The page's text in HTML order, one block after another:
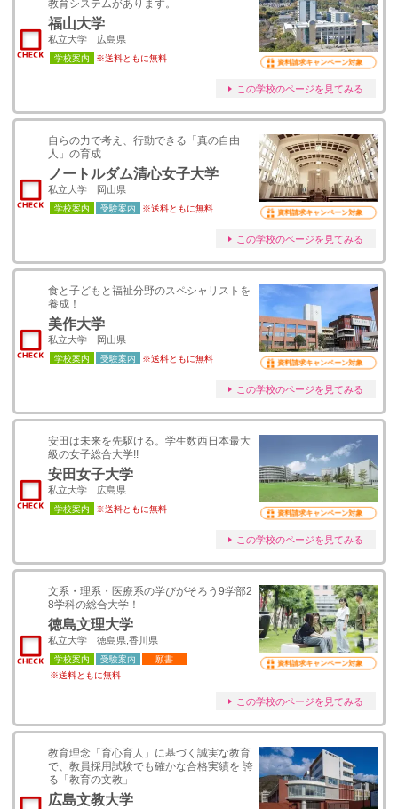
教育システムがあります。
福山大学
私立大学｜広島県
学校案内 ※送料ともに無料 資料請求キャンペーン対象
この学校のページを見てみる
自らの力で考え、行動できる「真の自由
人」の育成
ノートルダム清心女子大学
私立大学｜岡山県
学校案内 受験案内 ※送料ともに無料 資料請求キャンペーン対象
この学校のページを見てみる
食と子どもと福祉分野のスペシャリストを
養成！
美作大学
私立大学｜岡山県
学校案内 受験案内 ※送料ともに無料 資料請求キャンペーン対象
この学校のページを見てみる
安田は未来を先駆ける。学生数西日本最大
級の女子総合大学!!
安田女子大学
私立大学｜広島県
学校案内 ※送料ともに無料 資料請求キャンペーン対象
この学校のページを見てみる
文系・理系・医療系の学びがそろう9学部2
8学科の総合大学！
徳島文理大学
私立大学｜徳島県,香川県
学校案内 受験案内
願書
※送料ともに無料
資料請求キャンペーン対象
この学校のページを見てみる
教育理念「育心育人」に基づく誠実な教育
で、教員採用試験でも確かな合格実績を 誇
る「教育の文教」
広島文教大学